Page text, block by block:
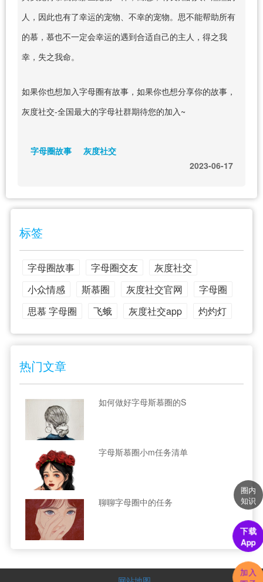
人，因此也有了幸运的宠物、不幸的宠物。思不能帮助所有
的慕，慕也不一定会幸运的遇到合适自己的主人，得之我
幸，失之我命。
如果你也想加入字母圈有故事，如果你也想分享你的故事，
灰度社交-全国最大的字母社群期待您的加入~
字母圈故事
灰度社交
2023-06-17
标签
字母圈故事 字母圈交友
灰度社交
小众情感
斯慕圈 灰度社交官网
字母圈
思慕 字母圈
飞蛾 灰度社交app 灼灼灯
热门文章
如何做好字母斯慕圈的S
字母斯慕圈小m任务清单
聊聊字母圈中的任务
圈内
知识
下载
App
加入